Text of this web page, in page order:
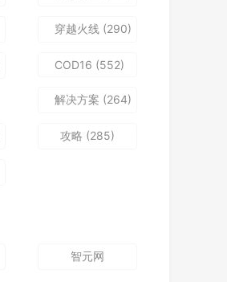
穿越火线 (290)
COD16 (552)
解决方案 (264)
攻略 (285)
智元网